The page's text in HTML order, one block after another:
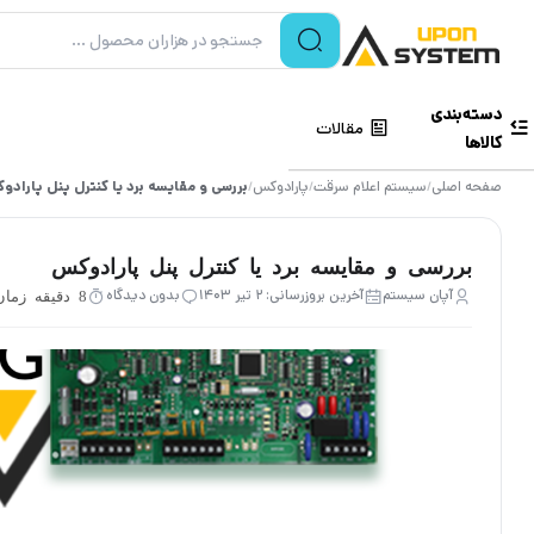
دسته‌بندی
کالاها
مقالات
صفحه اصلی/سیستم اعلام سرقت/پارادوکس/بررسی و مقایسه برد‌ یا کنترل پنل
بررسی و مقایسه برد‌ یا کنترل پنل پارادوکس
آپان سیستم آخرین بروزرسانی: ۲ تیر ۱۴۰۳ بدون دیدگاه 8 دقیقه زمان مطالعه